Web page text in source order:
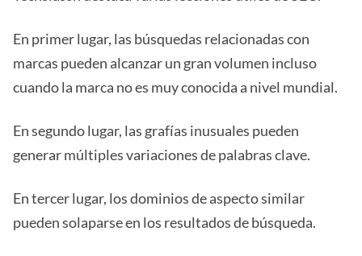
En primer lugar, las búsquedas relacionadas con
marcas pueden alcanzar un gran volumen incluso
cuando la marca no es muy conocida a nivel mundial.
En segundo lugar, las grafías inusuales pueden
generar múltiples variaciones de palabras clave.
En tercer lugar, los dominios de aspecto similar
pueden solaparse en los resultados de búsqueda.